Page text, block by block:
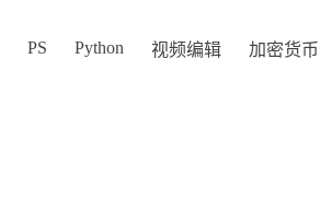
PS Python 视频编辑 加密货币